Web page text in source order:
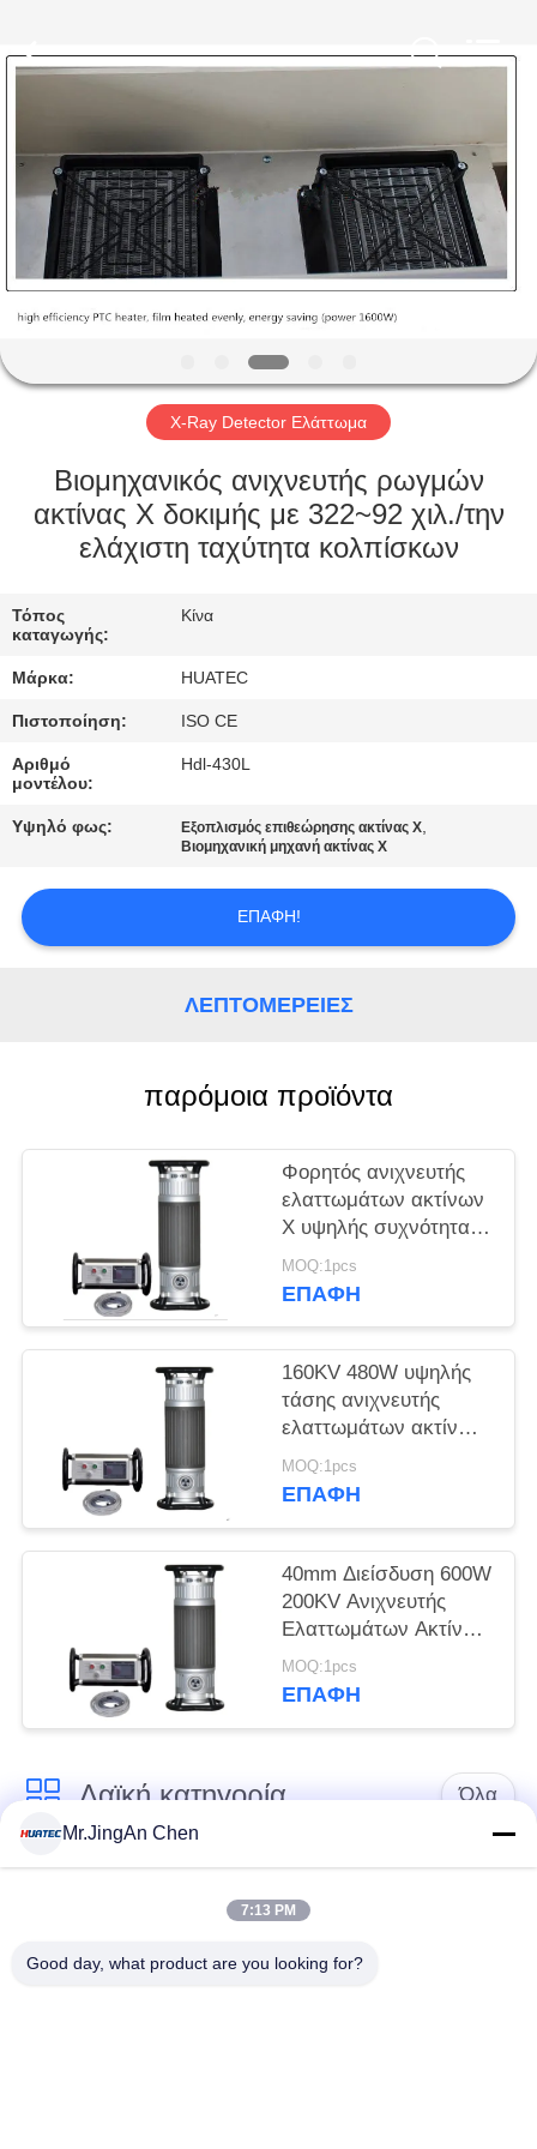
ΣΠΊΤΙ
ΠΡΟΪΌΝΤΑ
ΠΕΡΊΠΟΥ
ΕΜΕΊΣ
ΓΎΡΟΣ
ΕΡΓΟΣΤΑΣΊΩΝ
ΠΟΙΟΤΙΚΌΣ
ΈΛΕΓΧΟΣ
ΜΑΣ
ΕΛΆΤΕ
ΕΠΑΦΉ
ΜΕ
ΖΗΤΉΣΤΕ
ΈΝΑ
ΑΠΌΣΠΑΣΜΑ
PRIVACY
All
Rights
X-Ray Detector Ελάττωμα
Βιομηχανικός ανιχνευτής ρωγμών
ακτίνας X δοκιμής με 322~92 χιλ./την
ελάχιστη ταχύτητα κολπίσκων
Τόπος
καταγωγής:
Κίνα
Μάρκα: HUATEC
Πιστοποίηση: ISO CE
Αριθμό
μοντέλου:
Hdl-430L
Υψηλό φως: Εξοπλισμός επιθεώρησης ακτίνας X,
Βιομηχανική μηχανή ακτίνας X
ΕΠΑΦΉ!
ΛΕΠΤΟΜΈΡΕΙΕΣ
παρόμοια προϊόντα
Φορητός ανιχνευτής
ελαττωμάτων ακτίνων
Χ υψηλής συχνότητας
250KV με διείσδυση
50mm
MOQ:1pcs
ΕΠΑΦΉ
160KV 480W υψηλής
τάσης ανιχνευτής
ελαττωμάτων ακτίνων
Χ με διείσδυση 22mm
MOQ:1pcs
ΕΠΑΦΉ
40mm Διείσδυση 600W
200KV Ανιχνευτής
Ελαττωμάτων Ακτίνων
Χ Υψηλής Τάσης
MOQ:1pcs
ΕΠΑΦΉ
Λαϊκή κατηγορία Όλα
Υπερήχων
παχύμετρο
Mr.JingAn Chen
7:13 PM
Good day, what product are you looking for?